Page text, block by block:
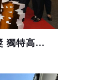
第12屆金旅獎／晴天旅遊擒8獎 獨特高門檻旅遊行程穫好口碑